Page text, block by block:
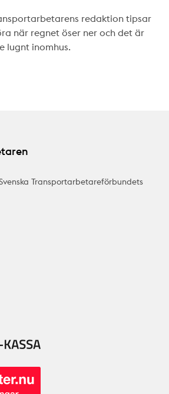
redaktion tipsar
när regnet öser ner och det är
lugnt inomhus.
Transportarbetareförbundets